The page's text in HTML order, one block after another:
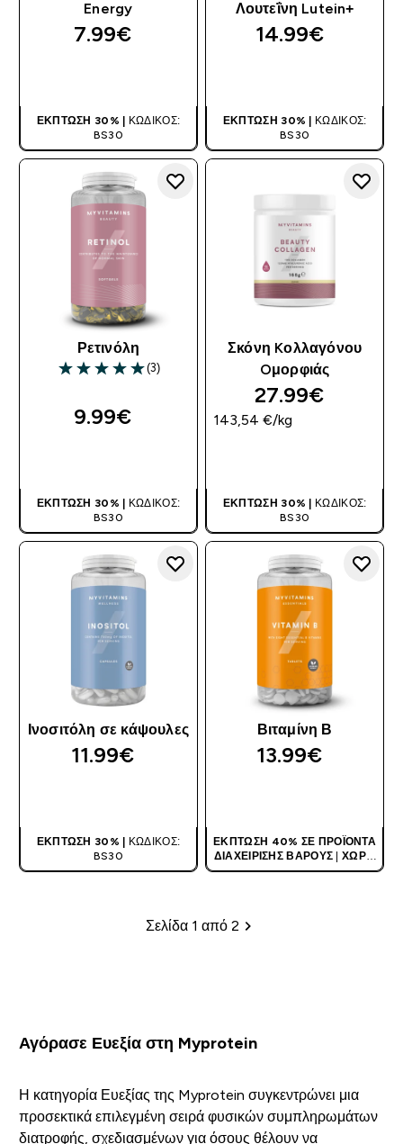
Energy
7.99€‎
ΈΚΠΤΩΣΗ 30% |
ΚΩΔΙΚΌΣ:
BS30
Λουτεΐνη Lutein+
14.99€‎
ΈΚΠΤΩΣΗ 30% |
ΚΩΔΙΚΌΣ:
BS30
Ρετινόλη
5 out of 5 stars
(3)
9.99€‎
ΈΚΠΤΩΣΗ 30% | ΚΩΔΙΚΌΣ:
BS30
Σκόνη Kολλαγόνου
Oμορφιάς
27.99€‎
143,54 €‎/kg
ΈΚΠΤΩΣΗ 30% | ΚΩΔΙΚΌΣ:
BS30
Ινοσιτόλη σε κάψουλες
11.99€‎
ΈΚΠΤΩΣΗ 30% | ΚΩΔΙΚΌΣ:
BS30
Βιταμίνη Β
13.99€‎
ΈΚΠΤΩΣΗ 40% ΣΕ ΠΡΟΪΌΝΤΑ
ΔΙΑΧΕΊΡΙΣΗΣ ΒΆΡΟΥΣ | ΧΩΡΊΣ
ΚΩΔΙΚΌ
Σελιδοποίηση
Σελίδα 1 από 2
Αγόρασε Ευεξία στη Myprotein
Η κατηγορία Ευεξίας της Myprotein συγκεντρώνει μια
προσεκτικά επιλεγμένη σειρά φυσικών συμπληρωμάτων
διατροφής, σχεδιασμένων για όσους θέλουν να